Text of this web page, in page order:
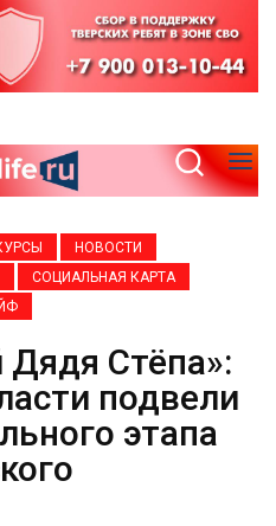
НОВОСТИ
СОЦИАЛЬНАЯ КАРТА
Стёпа»:
подвели
этапа